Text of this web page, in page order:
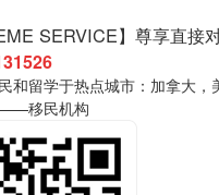
SERVICE】尊享直接
和留学于热点城市：加拿大，
——移民机构